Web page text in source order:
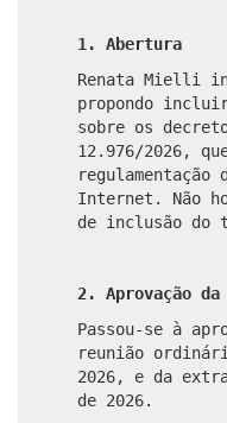
1. Abertura
Renata Mielli
propondo
sobre os
12.976/2026,
Internet. Não
de inclusão do
2. Aprovação da
Passou-se à
reunião
2026, e da
de 2026.